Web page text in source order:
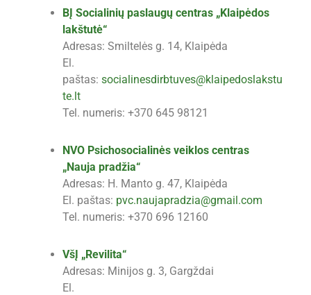
BĮ Socialinių paslaugų centras „Klaipėdos
lakštutė“
Adresas: Smiltelės g. 14, Klaipėda
El.
paštas: socialinesdirbtuves@klaipedoslakstu
te.lt
Tel. numeris: +370 645 98121
NVO Psichosocialinės veiklos centras
„Nauja pradžia“
Adresas: H. Manto g. 47, Klaipėda
El. paštas: pvc.naujapradzia@gmail.com
Tel. numeris: +370 696 12160
VšĮ „Revilita“
Adresas: Minijos g. 3, Gargždai
El.